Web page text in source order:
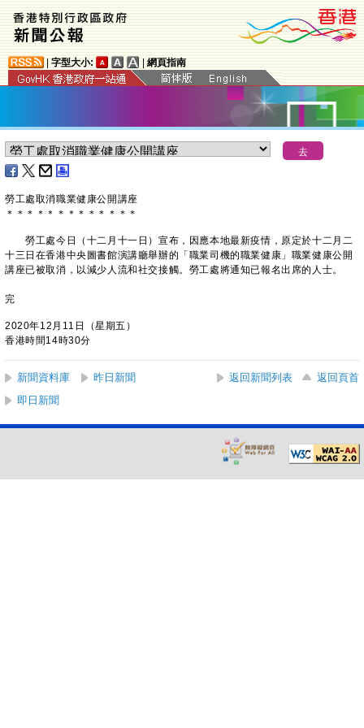
字型大小: 網頁指南
勞工處取消職業健康公開講座
＊ ＊ ＊ ＊ ＊ ＊ ＊ ＊ ＊ ＊ ＊ ＊ ＊
勞工處今日（十二月十一日）宣布，因應本地最新疫情，原定於十二月二
十三日在香港中央圖書館演講廳舉辦的「職業司機的職業健康」職業健康公開
講座已被取消，以減少人流和社交接觸。勞工處將通知已報名出席的人士。
完
2020年12月11日（星期五）
香港時間14時30分
新聞資料庫 昨日新聞 返回新聞列表
返回頁首
即日新聞